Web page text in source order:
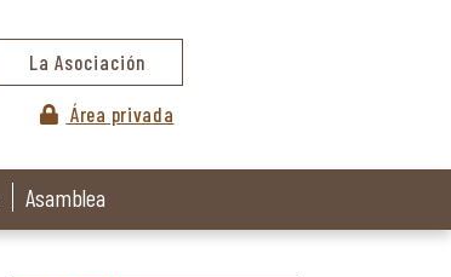
La Asociación
Área privada
Asamblea